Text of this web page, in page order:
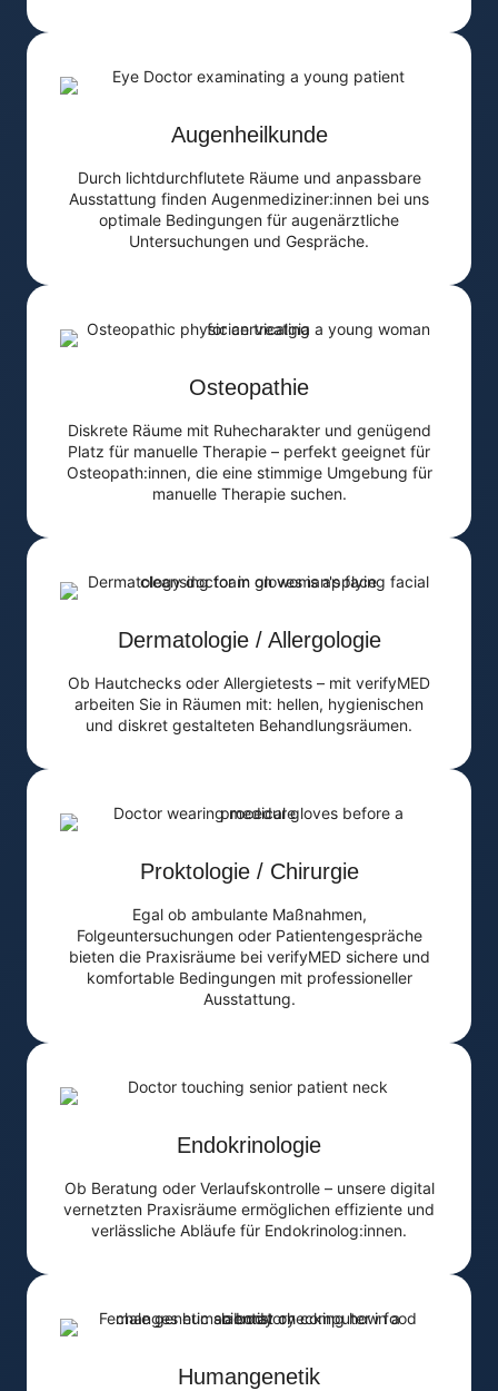
Augenheilkunde
Durch lichtdurchflutete Räume und anpassbare
Ausstattung finden Augenmediziner:innen bei uns
optimale Bedingungen für augenärztliche
Untersuchungen und Gespräche.
Osteopathie
Diskrete Räume mit Ruhecharakter und genügend
Platz für manuelle Therapie – perfekt geeignet für
Osteopath:innen, die eine stimmige Umgebung für
manuelle Therapie suchen.
Dermatologie / Allergologie
Ob Hautchecks oder Allergietests – mit verifyMED
arbeiten Sie in Räumen mit: hellen, hygienischen
und diskret gestalteten Behandlungsräumen.
Proktologie / Chirurgie
Egal ob ambulante Maßnahmen,
Folgeuntersuchungen oder Patientengespräche
bieten die Praxisräume bei verifyMED sichere und
komfortable Bedingungen mit professioneller
Ausstattung.
Endokrinologie
Ob Beratung oder Verlaufskontrolle – unsere digital
vernetzten Praxisräume ermöglichen effiziente und
verlässliche Abläufe für Endokrinolog:innen.
Humangenetik